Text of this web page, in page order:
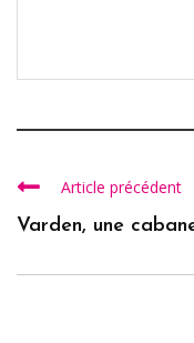
Article précédent
Varden, une